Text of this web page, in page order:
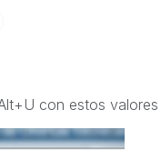
con estos valores